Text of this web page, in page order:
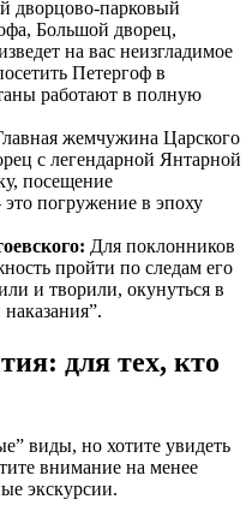
дворцово-парковый
Большой дворец,
на вас неизгладимое
Петергоф в
работают в полную
жемчужина Царского
с легендарной Янтарной
посещение
погружение в эпоху
Для поклонников
пройти по следам его
и творили, окунуться в
для тех, кто
виды, но хотите увидеть
внимание на менее
экскурсии.